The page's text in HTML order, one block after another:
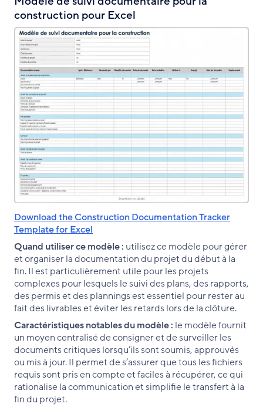
construction pour Excel
Download the Construction Documentation Tracker
Template for Excel
Quand utiliser ce modèle : utilisez ce modèle pour gérer
et organiser la documentation du projet du début à la
fin. Il est particulièrement utile pour les projets
complexes pour lesquels le suivi des plans, des rapports,
des permis et des plannings est essentiel pour rester au
fait des livrables et éviter les retards lors de la clôture.
Caractéristiques notables du modèle : le modèle fournit
un moyen centralisé de consigner et de surveiller les
documents critiques lorsqu’ils sont soumis, approuvés
ou mis à jour. Il permet de s’assurer que tous les fichiers
requis sont pris en compte et faciles à récupérer, ce qui
rationalise la communication et simplifie le transfert à la
fin du projet.